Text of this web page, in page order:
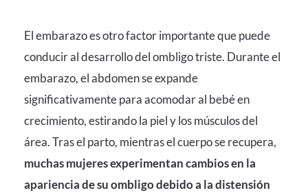
El embarazo es otro factor importante que puede
conducir al desarrollo del ombligo triste. Durante el
embarazo, el abdomen se expande
significativamente para acomodar al bebé en
crecimiento, estirando la piel y los músculos del
área. Tras el parto, mientras el cuerpo se recupera,
muchas mujeres experimentan cambios en la
apariencia de su ombligo debido a la distensión